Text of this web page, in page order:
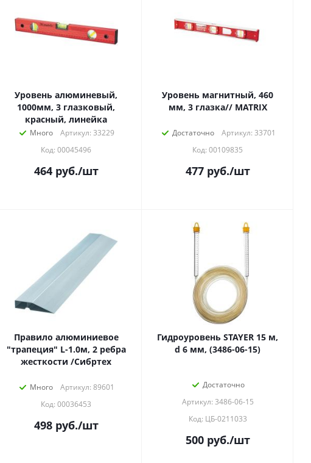
Уровень алюминевый,
1000мм, 3 глазковый,
красный, линейка
Много
Артикул: 33229
Код: 00045496
464руб./шт
Уровень магнитный, 460
мм, 3 глазка// MATRIX
Достаточно
Артикул: 33701
Код: 00109835
477руб./шт
Правило алюминиевое
"трапеция" L-1.0м, 2 ребра
жесткости /Сибртех
Много
Артикул: 89601
Код: 00036453
498руб./шт
Гидроуровень STAYER 15 м,
d 6 мм, (3486-06-15)
Достаточно
Артикул: 3486-06-15
Код: ЦБ-0211033
500руб./шт